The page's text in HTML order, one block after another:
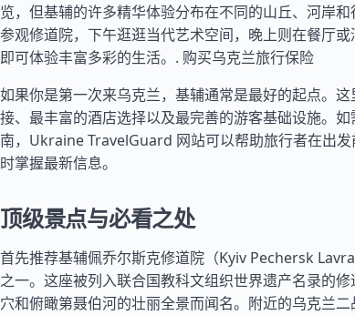
览，但基辅的许多精华体验分布在不同的山丘、河岸
参观修道院，下午逛逛当代艺术空间，晚上则在餐厅
即可体验丰富多彩的生活。. 购买乌克兰旅行保险
如果你是第一次来乌克兰，基辅通常是最好的起点。
接、最丰富的酒店选择以及最完善的游客基础设施。
南，Ukraine TravelGuard 网站可以帮助旅行者在出
时掌握最新信息。
顶级景点与必看之处
首先推荐基辅佩乔尔斯克修道院（Kyiv Pechersk
之一。这座被列入联合国教科文组织世界遗产名录的
穴和俯瞰第聂伯河的壮丽全景而闻名。附近的乌克兰